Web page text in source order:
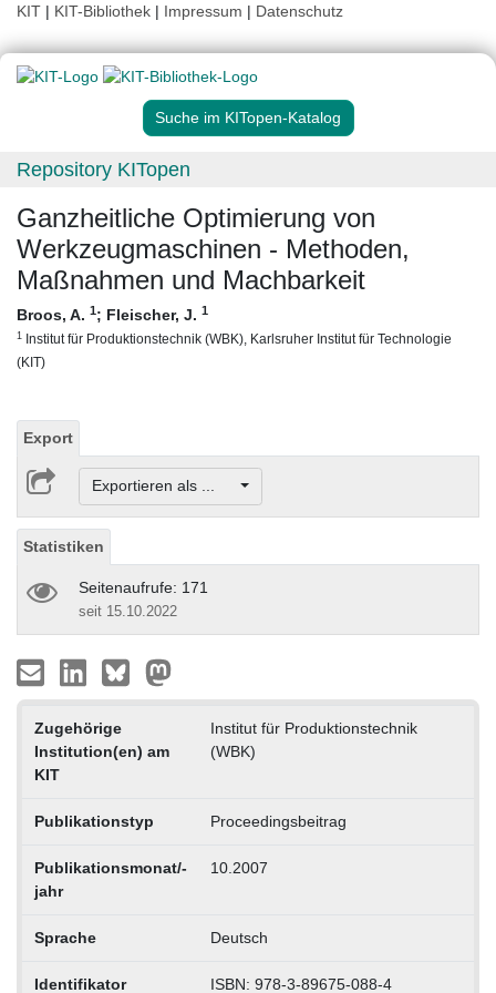
KIT | KIT-Bibliothek | Impressum | Datenschutz
Suche im KITopen-Katalog
Repository KITopen
Ganzheitliche Optimierung von
Werkzeugmaschinen - Methoden,
Maßnahmen und Machbarkeit
Broos, A. 1; Fleischer, J. 1
1 Institut für Produktionstechnik (WBK), Karlsruher Institut für Technologie
(KIT)
Export
Exportieren als ...
Statistiken
Seitenaufrufe: 171
seit 15.10.2022
Zugehörige
Institution(en) am
KIT
Institut für Produktionstechnik
(WBK)
Publikationstyp Proceedingsbeitrag
Publikationsmonat/-
jahr
10.2007
Sprache Deutsch
Identifikator ISBN: 978-3-89675-088-4